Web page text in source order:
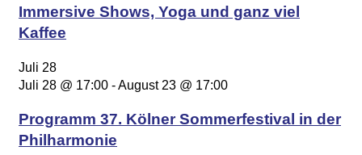
Immersive Shows, Yoga und ganz viel
Kaffee
Juli 28
Juli 28 @ 17:00 -August 23 @ 17:00
Programm 37. Kölner Sommerfestival in der
Philharmonie